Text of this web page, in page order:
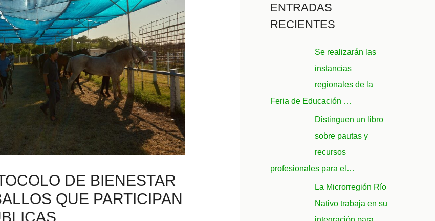
DE BIENESTAR
QUE PARTICIPAN
ENTRADAS
RECIENTES
Se realizarán las
instancias
regionales de la
Feria de Educación …
Distinguen un libro
sobre pautas y
recursos
profesionales para el…
La Microrregión Río
Nativo trabaja en su